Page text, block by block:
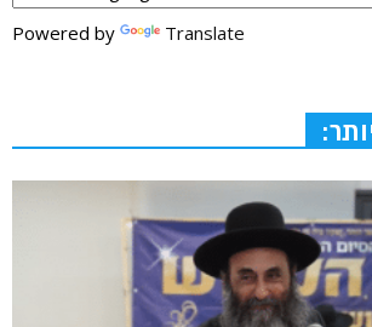
Powered by Translate